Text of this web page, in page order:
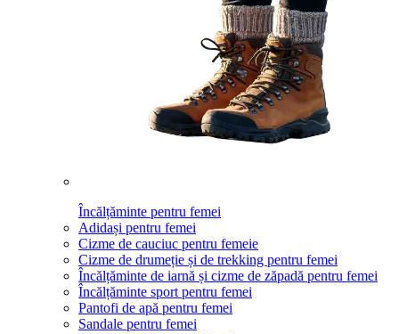
Încălțăminte pentru femei
Adidași pentru femei
Cizme de cauciuc pentru femeie
Cizme de drumeție și de trekking pentru femei
Încălțăminte de iarnă și cizme de zăpadă pentru femei
Încălțăminte sport pentru femei
Pantofi de apă pentru femei
Sandale pentru femei